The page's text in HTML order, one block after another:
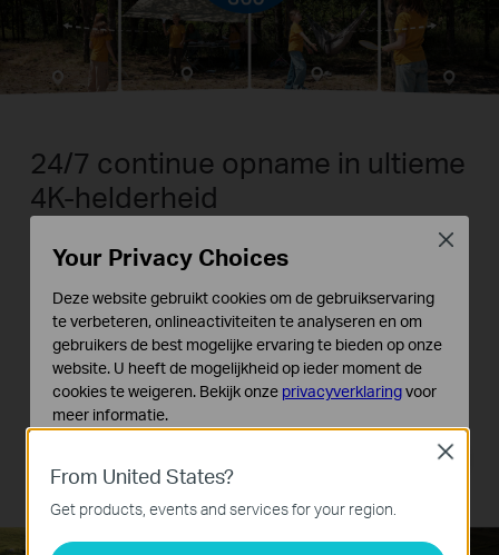
24/7 continue opname in ultieme
4K-helderheid
Deze camera doorbreekt de grenzen van de
standaard camera's op batterijen. Hij biedt 24/7
continue opname in prachtig 4K Ultra HD, zonder
afhankelijk te zijn van een DC-voeding. Deze
functie is alleen ingeschakeld als videobeelden
lokaal worden opgeslagen.
From United States?
Get products, events and services for your region.
Close
Your Privacy Choices
Deze website gebruikt cookies om de gebruikservaring
te verbeteren, onlineactiviteiten te analyseren en om
gebruikers de best mogelijke ervaring te bieden op onze
website. U heeft de mogelijkheid op ieder moment de
cookies te weigeren. Bekijk onze privacyverklaringvoor
meer informatie.
Deze cookies zijn noodzakelijk voor de werking van de
website en kunnen niet worden uitgeschakeld.
Analyse en Marketing Cookies
Close